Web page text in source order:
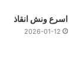
اسرع ونش انقاذ
2026-01-12